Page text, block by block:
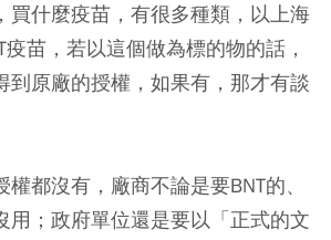
買什麼疫苗，有很多種類，以上海
苗，若以這個做為標的物的話，
到原廠的授權 ，如果有，那才有談
都沒有，廠商不論是要BNT的、
用；政府單位還是要以 「正式的文